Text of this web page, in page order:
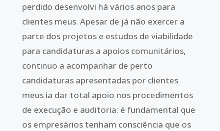
perdido desenvolvi há vários anos para
clientes meus. Apesar de já não exercer a
parte dos projetos e estudos de viabilidade
para candidaturas a apoios comunitários,
continuo a acompanhar de perto
candidaturas apresentadas por clientes
meus ia dar total apoio nos procedimentos
de execução e auditoria: é fundamental que
os empresários tenham consciência que os